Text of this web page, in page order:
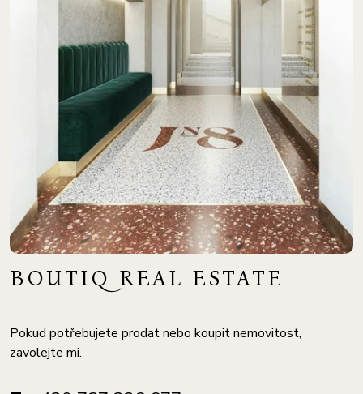
BOUTIQ REAL ESTATE
Pokud potřebujete prodat nebo koupit nemovitost,
zavolejte mi.